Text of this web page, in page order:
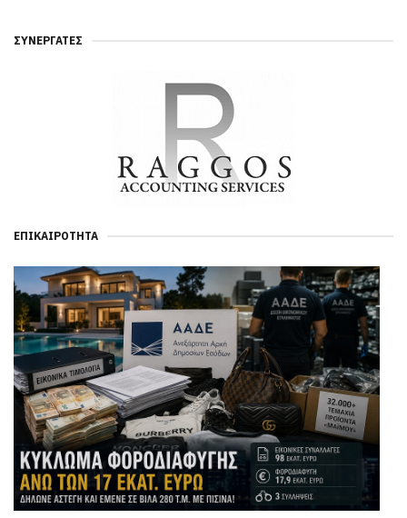
ΣΥΝΕΡΓΆΤΕΣ
ΕΠΙΚΑΙΡΌΤΗΤΑ